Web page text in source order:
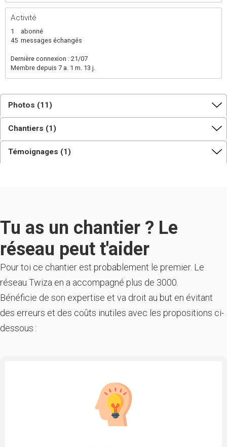
Activité
1
abonné
45 messages échangés
Dernière connexion : 21/07
Membre depuis 7 a. 1 m. 13 j.
Photos (11)
Chantiers (1)
Témoignages (1)
Tu as un chantier ? Le
réseau peut t'aider
Pour toi ce chantier est probablement le premier. Le
réseau Twiza en a accompagné plus de 3000.
Bénéficie de son expertise et va droit au but en évitant
des erreurs et des coûts inutiles avec les propositions ci-
dessous :